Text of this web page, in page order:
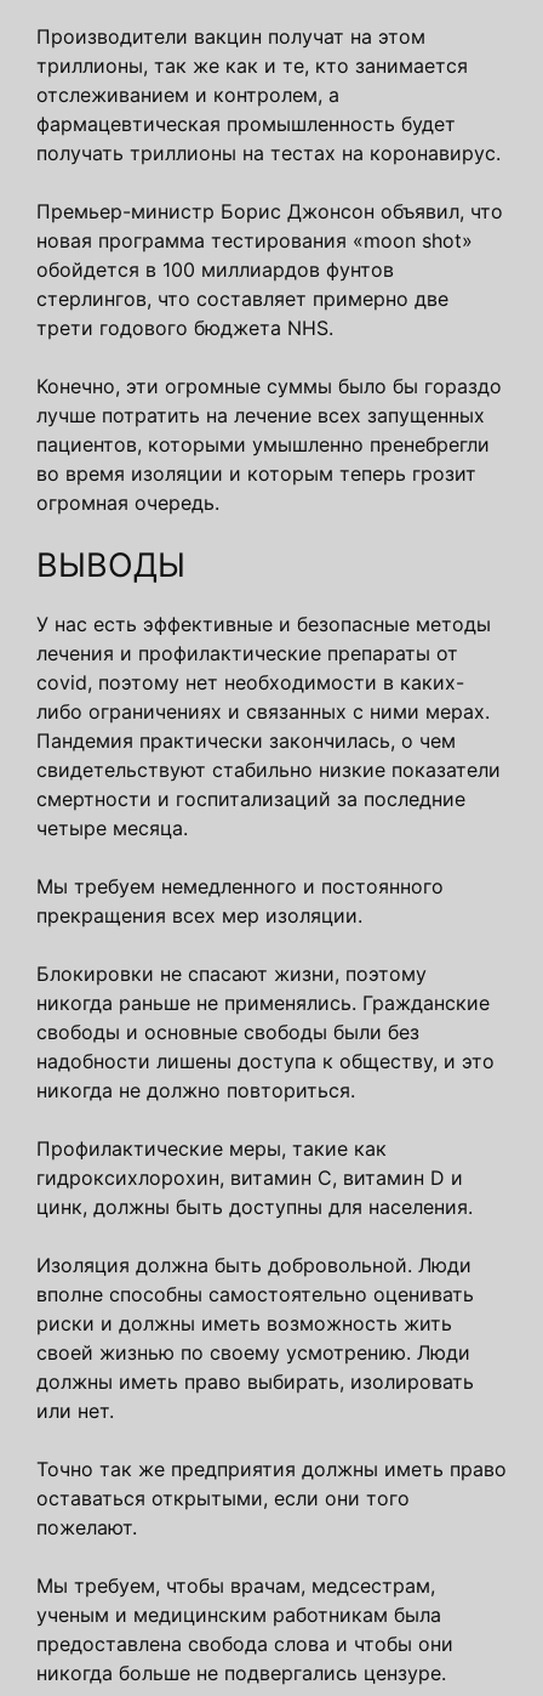
Производители вакцин получат на этом
триллионы, так же как и те, кто занимается
отслеживанием и контролем, а
фармацевтическая промышленность будет
получать триллионы на тестах на коронавирус.
Премьер-министр Борис Джонсон объявил, что
новая программа тестирования «moon shot»
обойдется в 100 миллиардов фунтов
стерлингов, что составляет примерно две
трети годового бюджета NHS.
Конечно, эти огромные суммы было бы гораздо
лучше потратить на лечение всех запущенных
пациентов, которыми умышленно пренебрегли
во время изоляции и которым теперь грозит
огромная очередь.
ВЫВОДЫ
У нас есть эффективные и безопасные методы
лечения и профилактические препараты от
covid, поэтому нет необходимости в каких-
либо ограничениях и связанных с ними мерах.
Пандемия практически закончилась, о чем
свидетельствуют стабильно низкие показатели
смертности и госпитализаций за последние
четыре месяца.
Мы требуем немедленного и постоянного
прекращения всех мер изоляции.
Блокировки не спасают жизни, поэтому
никогда раньше не применялись. Гражданские
свободы и основные свободы были без
надобности лишены доступа к обществу, и это
никогда не должно повториться.
Профилактические меры, такие как
гидроксихлорохин, витамин C, витамин D и
цинк, должны быть доступны для населения.
Изоляция должна быть добровольной. Люди
вполне способны самостоятельно оценивать
риски и должны иметь возможность жить
своей жизнью по своему усмотрению. Люди
должны иметь право выбирать, изолировать
или нет.
Точно так же предприятия должны иметь право
оставаться открытыми, если они того
пожелают.
Мы требуем, чтобы врачам, медсестрам,
ученым и медицинским работникам была
предоставлена ​​свобода слова и чтобы они
никогда больше не подвергались цензуре.